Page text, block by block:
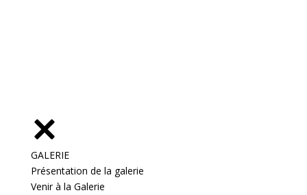
GALERIE
Présentation de la galerie
Venir à la Galerie